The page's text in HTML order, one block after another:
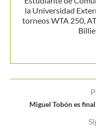
la Universidad
torneos WTA 250,
Miguel Tobón es